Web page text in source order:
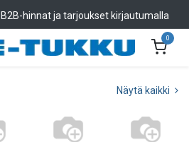
B2B-hinnat ja tarjoukset kirjautumalla
0
Näytä kaikki